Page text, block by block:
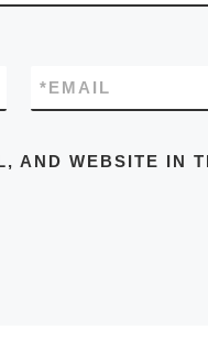
EMAIL
*
AND WEBSITE IN